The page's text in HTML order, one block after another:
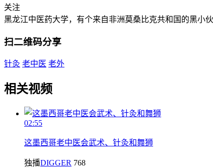
关注
黑龙江中医药大学，有个来自非洲莫桑比克共和国的黑小
扫二维码分享
针灸 老中医 老外
相关视频
02:55
这墨西哥老中医会武术、针灸和舞狮
独播DIGGER 768